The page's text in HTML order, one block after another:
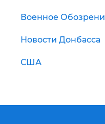
Военное
Новости Донбасса
США